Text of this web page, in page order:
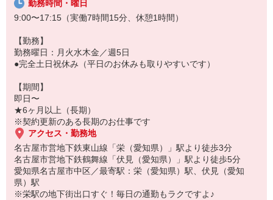
勤務時間・曜日
9:00〜17:15（実働7時間15分、休憩1時間）
【勤務】
勤務曜日：月火水木金／週5日
●完全土日祝休み（平日のお休みも取りやすいです）
【期間】
即日〜
★6ヶ月以上（長期）
※契約更新のある長期のお仕事です
アクセス・勤務地
名古屋市営地下鉄東山線「栄（愛知県）」駅より徒歩3分
名古屋市営地下鉄鶴舞線「伏見（愛知県）」駅より徒歩5分
愛知県名古屋市中区／最寄駅：栄（愛知県）駅、伏見（愛知
県）駅
※栄駅の地下街出口すぐ！毎日の通勤もラクですよ♪